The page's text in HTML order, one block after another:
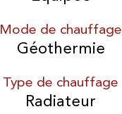
Mode de chauffage
Géothermie
Type de chauffage
Radiateur